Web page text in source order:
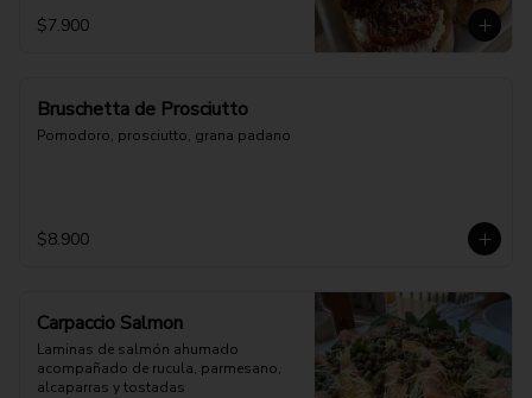
$7.900
Bruschetta de Prosciutto
Pomodoro, prosciutto, grana padano
$8.900
Carpaccio Salmon
Laminas de salmón ahumado
acompañado de rucula, parmesano,
alcaparras y tostadas